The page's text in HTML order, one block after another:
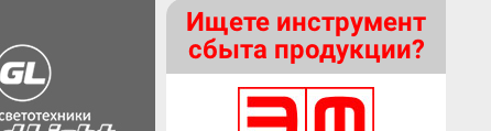
Ищете инструмент
сбыта продукции?